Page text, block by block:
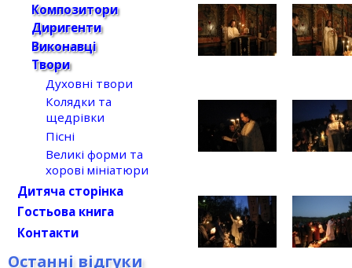
Композитори
Диригенти
Виконавці
Твори
Духовні твори
Колядки та
щедрівки
Пісні
Великі форми та
хорові мініатюри
Дитяча сторінка
Гостьова книга
Контакти
Останні відгуки